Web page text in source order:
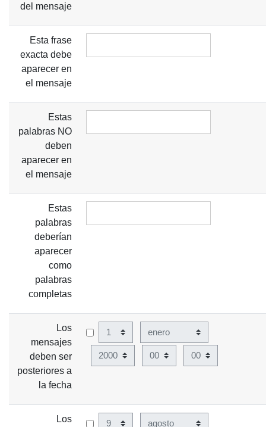
del mensaje
Esta frase
exacta debe
aparecer en
el mensaje
Estas
palabras NO
deben
aparecer en
el mensaje
Estas
palabras
deberían
aparecer
como
palabras
completas
Los
mensajes
deben ser
posteriores a
la fecha
Día
Año Hora Minuto
Los
Día